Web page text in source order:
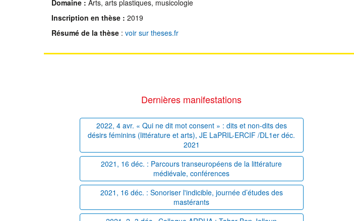
Domaine : Arts, arts plastiques, musicologie
Inscription en thèse : 2019
Résumé de la thèse : voir sur theses.fr
Dernières manifestations
2022, 4 avr. « Qui ne dit mot consent » : dits et non-dits des
désirs féminins (littérature et arts), JE LaPRIL-ERCIF /DL1er déc.
2021
2021, 16 déc. : Parcours transeuropéens de la littérature
médiévale, conférences
2021, 16 déc. : Sonoriser l'indicible, journée d’études des
mastérants